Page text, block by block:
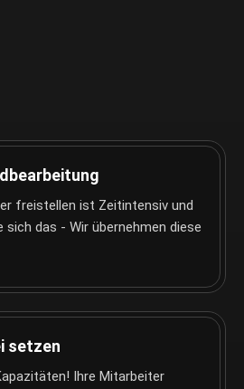
freistellen ist Zeitintensiv und
sich das - Wir übernehmen diese
setzen
Ihre Mitarbeiter